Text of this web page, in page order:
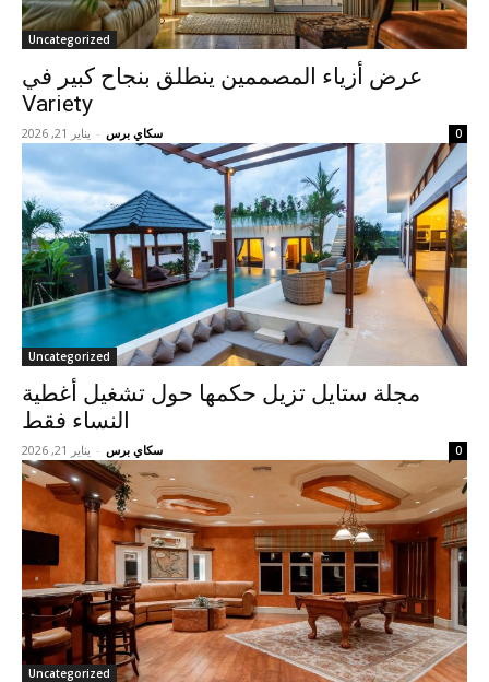
Uncategorized
عرض أزياء المصممين ينطلق بنجاح كبير في
Variety
سكاي برس - يناير 21, 2026 0
Uncategorized
مجلة ستايل تزيل حكمها حول تشغيل أغطية
النساء فقط
سكاي برس - يناير 21, 2026 0
Uncategorized